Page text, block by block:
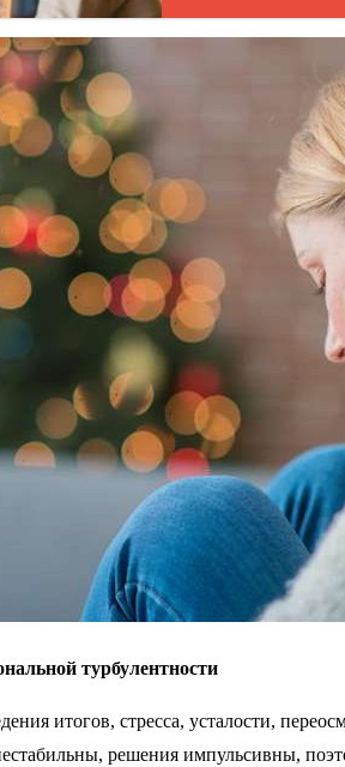
турбулентности
итогов, стресса, усталости,
решения импульсивны,